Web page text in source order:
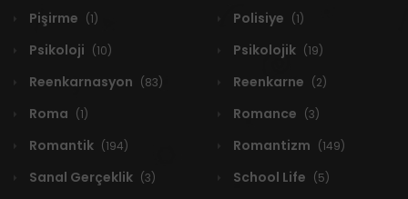
Pişirme (1) Polisiye (1)
Psikoloji (10) Psikolojik (19)
Reenkarnasyon (83) Reenkarne (2)
Roma (1) Romance (3)
Romantik (194) Romantizm (149)
Sanal Gerçeklik (3) School Life (5)